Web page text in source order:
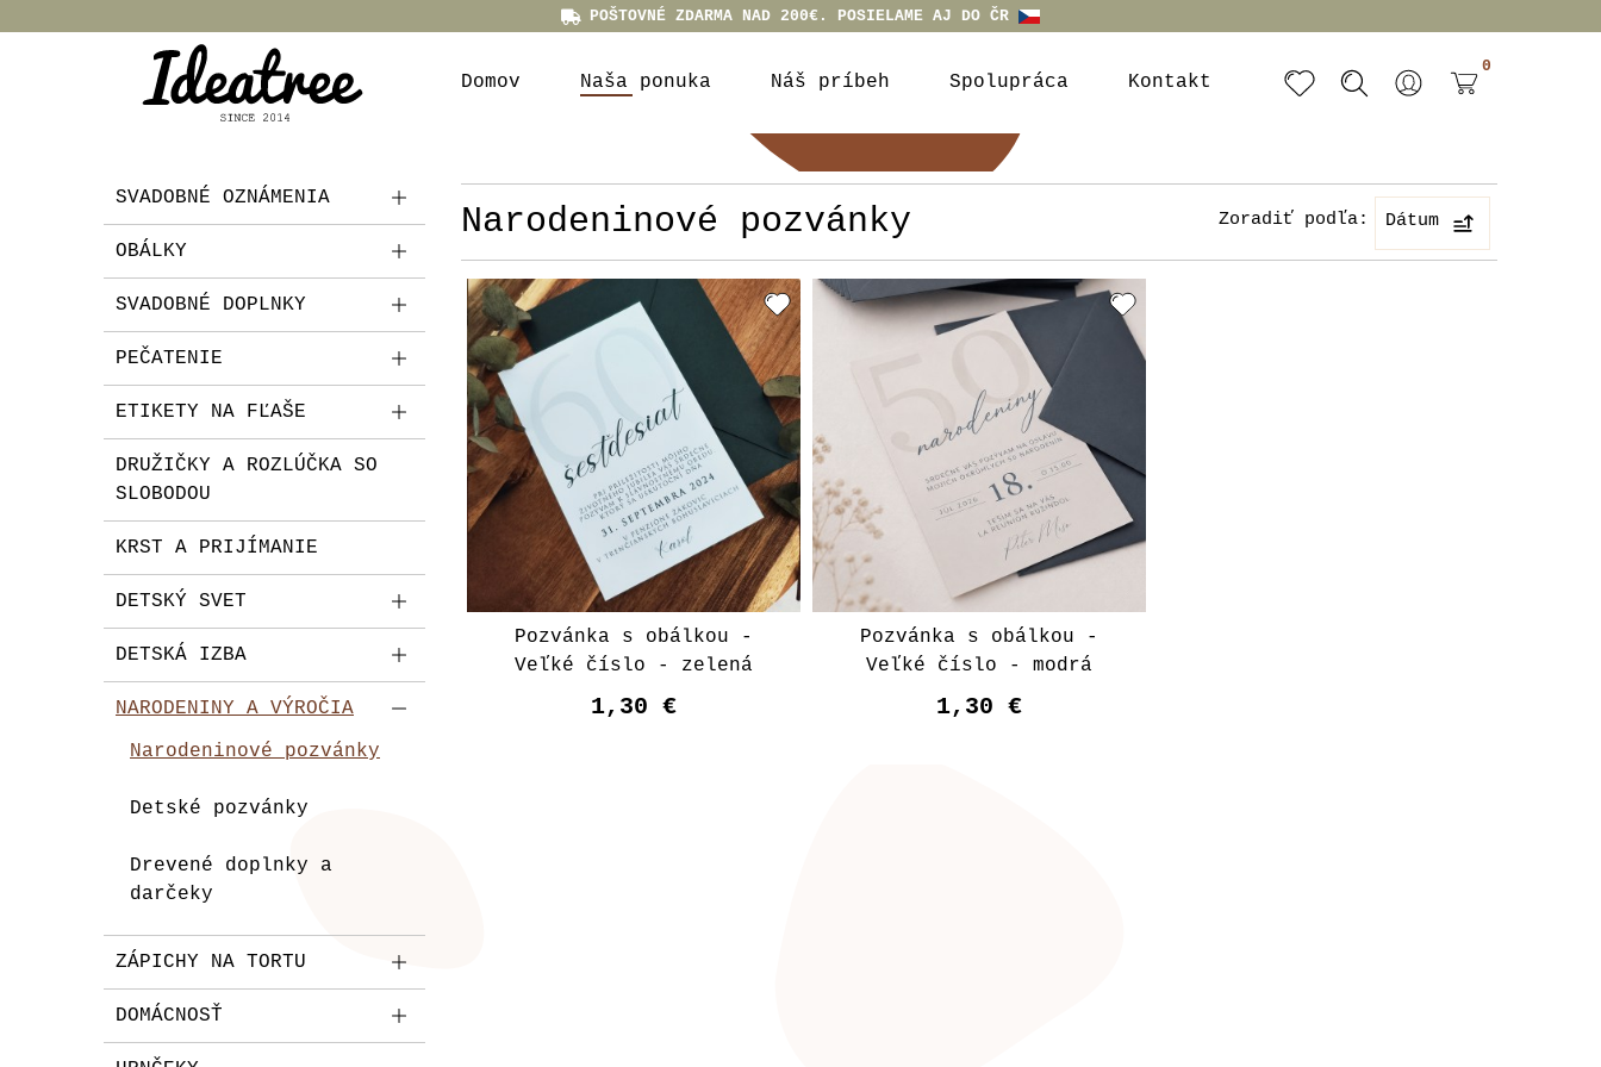
POŠTOVNÉ ZDARMA NAD 200€. POSIELAME AJ DO ČR
Domov Naša ponuka Náš príbeh Spolupráca Kontakt
0
SVADOBNÉ OZNÁMENIA
OBÁLKY
SVADOBNÉ DOPLNKY
PEČATENIE
ETIKETY NA FĽAŠE
DRUŽIČKY A ROZLÚČKA SO
SLOBODOU
KRST A PRIJÍMANIE
DETSKÝ SVET
DETSKÁ IZBA
NARODENINY A VÝROČIA
Narodeninové pozvánky
Detské pozvánky
Drevené doplnky a
darčeky
ZÁPICHY NA TORTU
DOMÁCNOSŤ
Narodeninové pozvánky Zoradiť podľa: Dátum
Pozvánka s obálkou -
Veľké číslo - zelená
1,30 €
Pozvánka s obálkou -
Veľké číslo - modrá
1,30 €